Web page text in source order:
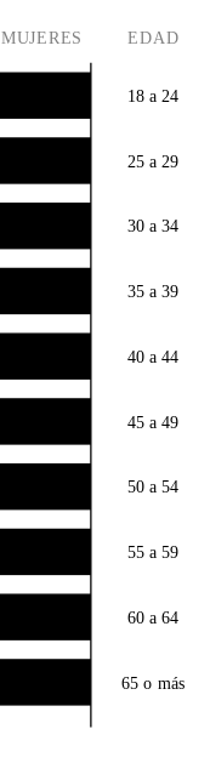
MUJERES EDAD
18 a 24
25 a 29
30 a 34
35 a 39
40 a 44
45 a 49
50 a 54
55 a 59
60 a 64
65 o más